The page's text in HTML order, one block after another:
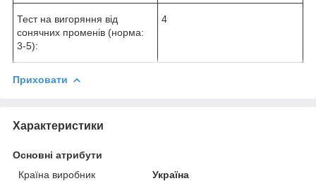
Тест на вигоряння від
сонячних променів (норма:
3-5):
4
Приховати
Характеристики
Основні атрибути
Країна виробник
Україна